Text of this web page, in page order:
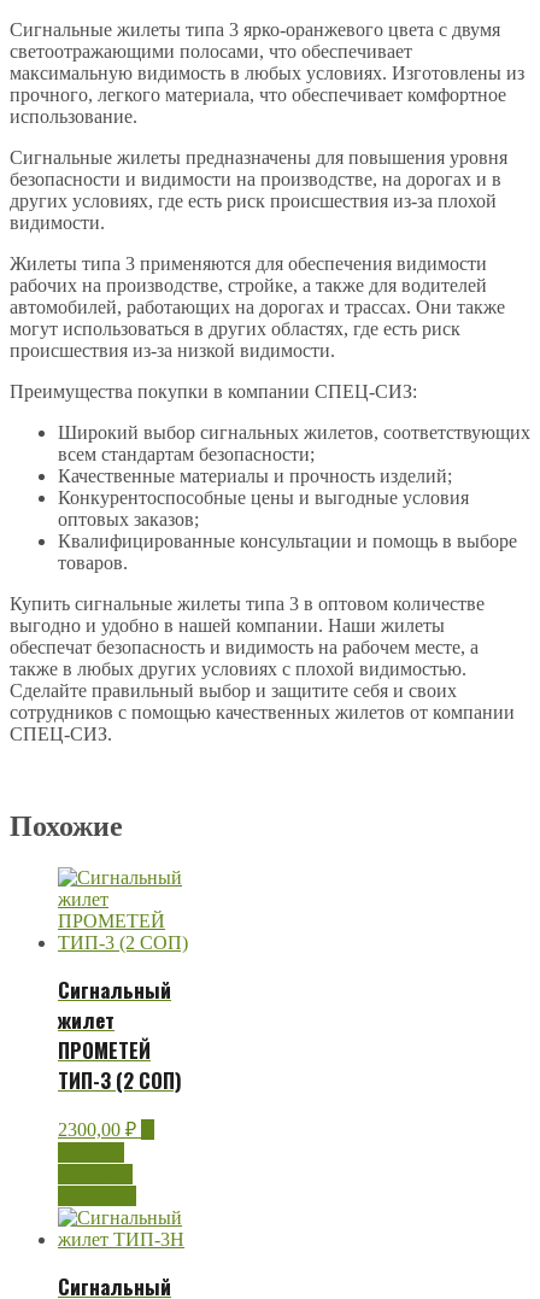
Сигнальные жилеты типа 3 ярко-оранжевого цвета с двумя
светоотражающими полосами, что обеспечивает
максимальную видимость в любых условиях. Изготовлены из
прочного, легкого материала, что обеспечивает комфортное
использование.
Сигнальные жилеты предназначены для повышения уровня
безопасности и видимости на производстве, на дорогах и в
других условиях, где есть риск происшествия из-за плохой
видимости.
Жилеты типа 3 применяются для обеспечения видимости
рабочих на производстве, стройке, а также для водителей
автомобилей, работающих на дорогах и трассах. Они также
могут использоваться в других областях, где есть риск
происшествия из-за низкой видимости.
Преимущества покупки в компании СПЕЦ-СИЗ:
Широкий выбор сигнальных жилетов, соответствующих
всем стандартам безопасности;
Качественные материалы и прочность изделий;
Конкурентоспособные цены и выгодные условия
оптовых заказов;
Квалифицированные консультации и помощь в выборе
товаров.
Купить сигнальные жилеты типа 3 в оптовом количестве
выгодно и удобно в нашей компании. Наши жилеты
обеспечат безопасность и видимость на рабочем месте, а
также в любых других условиях с плохой видимостью.
Сделайте правильный выбор и защитите себя и своих
сотрудников с помощью качественных жилетов от компании
СПЕЦ-СИЗ.
Похожие
Сигнальный
жилет
ПРОМЕТЕЙ
ТИП-3 (2 СОП)
2300,00 ₽
Сигнальный